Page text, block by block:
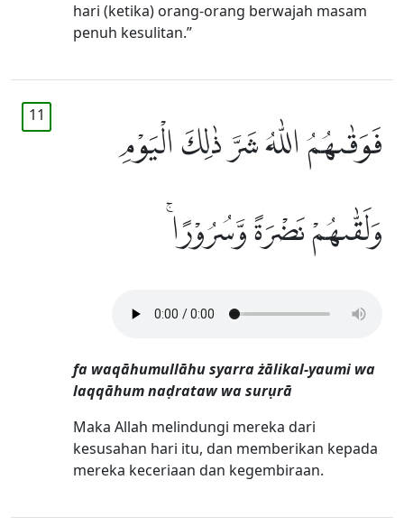
hari (ketika) orang-orang berwajah masam
penuh kesulitan.”
11
فَوَقٰىهُمُ اللّٰهُ شَرَّ ذٰلِكَ الْيَوْمِ
وَلَقّٰىهُمْ نَضْرَةً وَّسُرُوْرًاۚ
fa waqāhumullāhu syarra żālikal-yaumi wa
laqqāhum naḍrataw wa surụrā
Maka Allah melindungi mereka dari
kesusahan hari itu, dan memberikan kepada
mereka keceriaan dan kegembiraan.